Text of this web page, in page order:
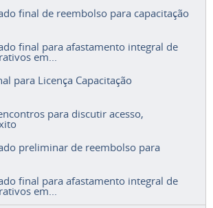
final de reembolso para capacitação
final para afastamento integral de
em...
para Licença Capacitação
para discutir acesso,
preliminar de reembolso para
final para afastamento integral de
em...